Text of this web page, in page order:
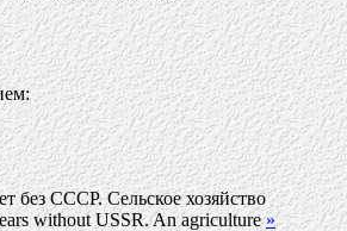
без СССР. Сельское хозяйство
without USSR. An agriculture»